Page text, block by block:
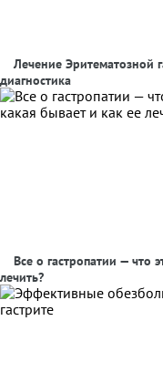
Лечение Эритематозной
диагностика
Все о гастропатии — что
лечить?